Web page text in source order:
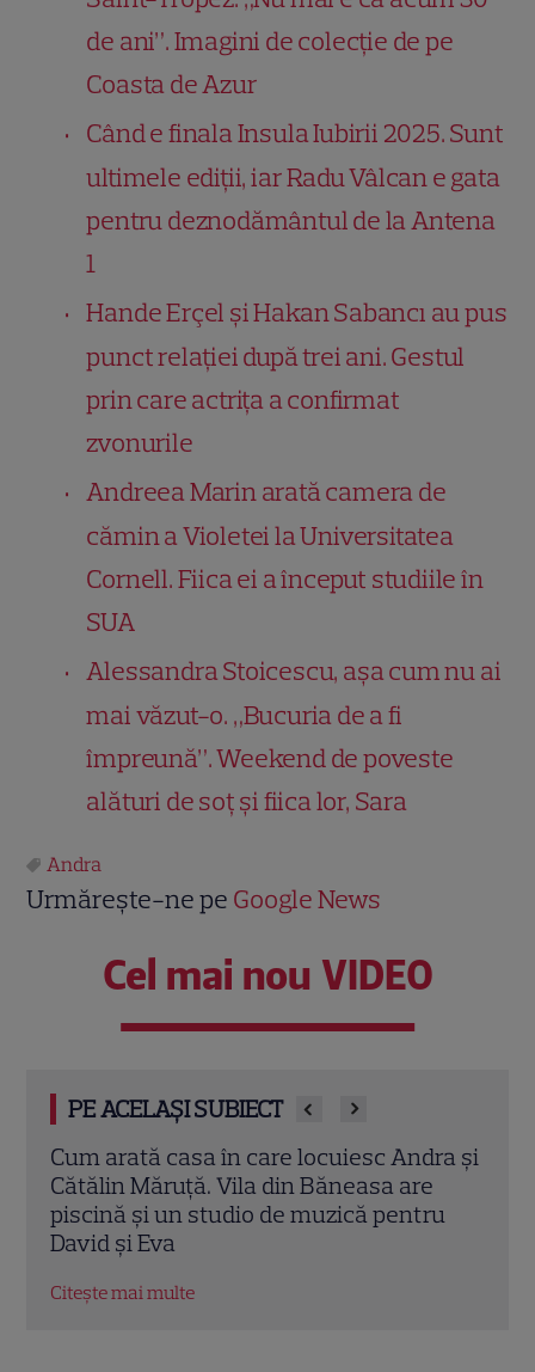
de ani”. Imagini de colecție de pe
Coasta de Azur
Când e finala Insula Iubirii 2025. Sunt
ultimele ediții, iar Radu Vâlcan e gata
pentru deznodământul de la Antena
1
Hande Erçel și Hakan Sabancı au pus
punct relației după trei ani. Gestul
prin care actrița a confirmat
zvonurile
Andreea Marin arată camera de
cămin a Violetei la Universitatea
Cornell. Fiica ei a început studiile în
SUA
Alessandra Stoicescu, așa cum nu ai
mai văzut-o. „Bucuria de a fi
împreună”. Weekend de poveste
alături de soț și fiica lor, Sara
Andra
Urmărește-ne pe Google News
Cel mai nou VIDEO
PE ACELAȘI SUBIECT
Unde au fugit vedetele în vacanță.
Andra, Corina Caragea, Flavia Mihășan și
Lavinia Petrea și-au încântat fanii cu
imagini spectaculoase
Citește mai multe